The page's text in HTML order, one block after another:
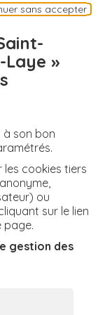
sans accepter
Laye »
à son bon
cookies tiers
ou
sur le lien
page.
gestion des
youtube